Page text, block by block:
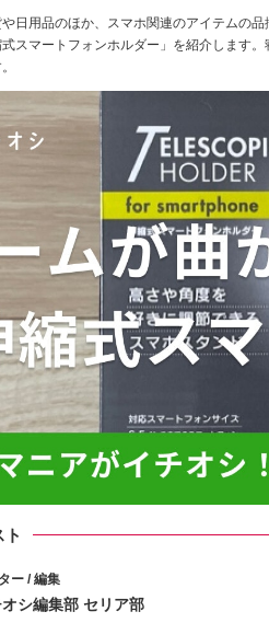
日用品のほか、スマホ関連のアイテムの
スマートフォンホルダー」を紹介します
ー / 編集
シ編集部 セリア部